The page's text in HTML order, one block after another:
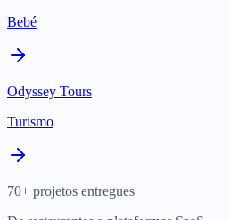
Bebé
Odyssey Tours
Turismo
70+ projetos entregues